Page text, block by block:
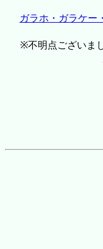
ガラホ・ガラケー
※不明点ございま